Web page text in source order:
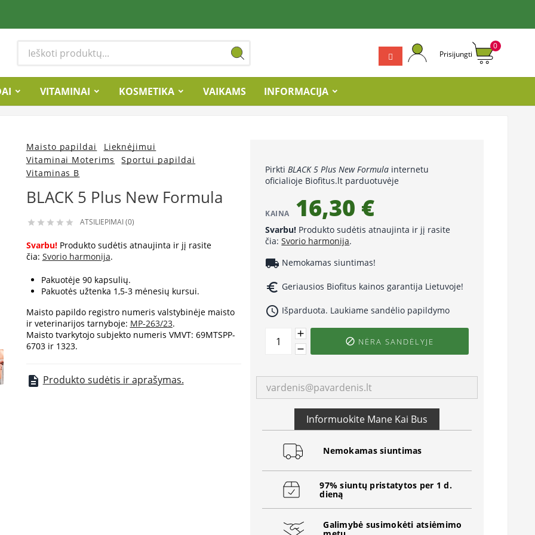
Prisijungti
0
VITAMINAI KOSMETIKA VAIKAMS INFORMACIJA
Maisto papildai
Lieknėjimui
Vitaminai Moterims
Sportui papildai
Vitaminas B
BLACK 5 Plus New Formula
     ATSILIEPIMAI (0)
Svarbu! Produkto sudėtis atnaujinta ir jį rasite
čia: Svorio harmonija.
Pakuotėje 90 kapsulių.
Pakuotės užtenka 1,5-3 mėnesių kursui.
Maisto papildo registro numeris valstybinėje maisto
ir veterinarijos tarnyboje: MP-263/23.
Maisto tvarkytojo subjekto numeris VMVT: 69MTSPP-
6703 ir 1323.
description Produkto sudėtis ir aprašymas.
PirktiBLACK 5 Plus New Formula internetu
oficialioje Biofitus.lt parduotuvėje
KAINA 16,30 €
Svarbu! Produkto sudėtis atnaujinta ir jį rasite
čia:Svorio harmonija.
local_shipping Nemokamas siuntimas!
euro_symbol Geriausios Biofitus kainos garantija Lietuvoje!
access_time Išparduota. Laukiame sandėlio papildymo
 NĖRA SANDĖLYJE
Informuokite Mane Kai Bus
Nemokamas siuntimas
97% siuntų pristatytos per 1 d.
dieną
Galimybė susimokėti atsiėmimo